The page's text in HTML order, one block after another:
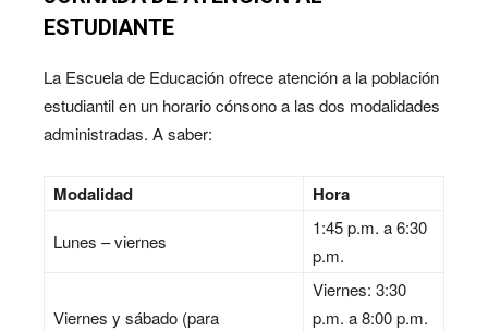
ESTUDIANTE
La Escuela de Educación ofrece atención a la población
estudiantil en un horario cónsono a las dos modalidades
administradas. A saber:
Modalidad Hora
Lunes – viernes
1:45 p.m. a 6:30
p.m.
Viernes y sábado (para
Viernes: 3:30
p.m. a 8:00 p.m.